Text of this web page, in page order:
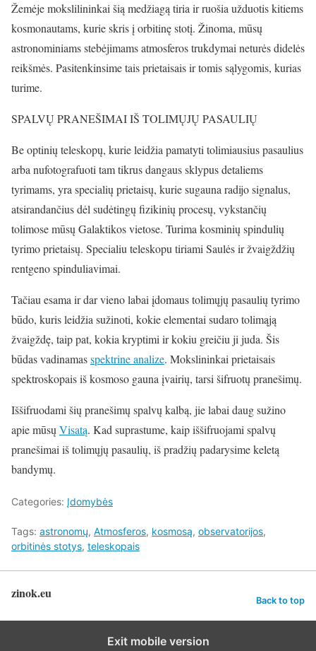
Žemėje mokslilininkai šią medžiagą tiria ir ruošia užduotis kitiems
kosmonautams, kurie skris į orbitinę stotį. Žinoma, mūsų
astronominiams stebėjimams atmosferos trukdymai neturės didelės
reikšmės. Pasitenkinsime tais prietaisais ir tomis sąlygomis, kurias
turime.
SPALVŲ PRANEŠIMAI IŠ TOLIMŲJŲ PASAULIŲ
Be optinių teleskopų, kurie leidžia pamatyti tolimiausius pasaulius
arba nufotografuoti tam tikrus dangaus sklypus detaliems
tyrimams, yra specialių prietaisų, kurie sugauna radijo signalus,
atsirandančius dėl sudėtingų fizikinių procesų, vykstančių
tolimose mūsų Galaktikos vietose. Turima kosminių spindulių
tyrimo prietaisų. Specialiu teleskopu tiriami Saulės ir žvaigždžių
rentgeno spinduliavimai.
Tačiau esama ir dar vieno labai įdomaus tolimųjų pasaulių tyrimo
būdo, kuris leidžia sužinoti, kokie elementai sudaro tolimąją
žvaigždę, taip pat, kokia kryptimi ir kokiu greičiu ji juda. Šis
būdas vadinamasspektrine analize. Mokslininkai prietaisais
spektroskopais iš kosmoso gauna įvairių, tarsi šifruotų pranešimų.
Iššifruodami šių pranešimų spalvų kalbą, jie labai daug sužino
apie mūsųVisatą. Kad suprastume, kaip iššifruojami spalvų
pranešimai iš tolimųjų pasaulių, iš pradžių padarysime keletą
bandymų.
Categories: Įdomybės
Tags: astronomų, Atmosferos, kosmosą, observatorijos,
orbitinės stotys, teleskopais
zinok.eu Back to top
Exit mobile version